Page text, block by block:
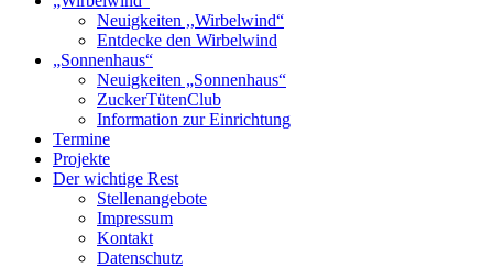
Neuigkeiten ,,Wirbelwind“
Entdecke den Wirbelwind
„Sonnenhaus“
Neuigkeiten „Sonnenhaus“
ZuckerTütenClub
Information zur Einrichtung
Termine
Projekte
Der wichtige Rest
Stellenangebote
Impressum
Kontakt
Datenschutz